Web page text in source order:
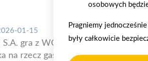
01-15
gra z WOŚP. Powstała
na rzecz gastroenterologii
osobowych
Pragniemy
były całkowicie